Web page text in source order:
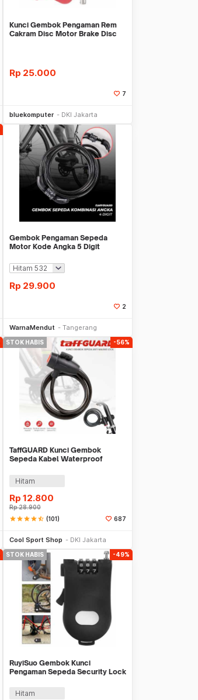
Kunci Gembok Pengaman Rem
Cakram Disc Motor Brake Disc
Rp 25.000
7
bluekomputer DKI Jakarta
Gembok Pengaman Sepeda
Motor Kode Angka 5 Digit
Rp 29.900
2
WarnaMendut Tangerang
STOK HABIS -56%
TaffGUARD Kunci Gembok
Sepeda Kabel Waterproof
Hitam
Rp 12.800
Rp28.900
starstarstarstarstar_half (101) 687
Cool Sport Shop DKI Jakarta
STOK HABIS -49%
RuyiSuo Gembok Kunci
Pengaman Sepeda Security Lock
Hitam